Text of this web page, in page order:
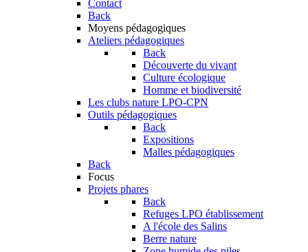
Contact
Back
Moyens pédagogiques
Ateliers pédagogiques
Back
Découverte du vivant
Culture écologique
Homme et biodiversité
Les clubs nature LPO-CPN
Outils pédagogiques
Back
Expositions
Malles pédagogiques
Back
Focus
Projets phares
Back
Refuges LPO établissement
A l'école des Salins
Berre nature